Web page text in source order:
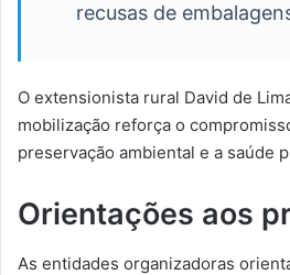
recusas de
O extensionista rural David de
mobilização reforça o
preservação ambiental e a saúde
Orientações aos
As entidades organizadoras